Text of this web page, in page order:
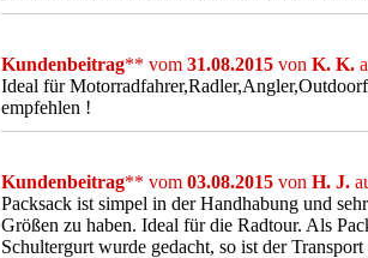
Kundenbeitrag** vom 31.08.2015 von K. K.
Ideal für
empfehlen !
Kundenbeitrag** vom 03.08.2015 von H. J.
Packsack ist simpel in der Handhabung und
Größen zu haben. Ideal für die Radtour. Als
Schultergurt wurde gedacht, so ist der